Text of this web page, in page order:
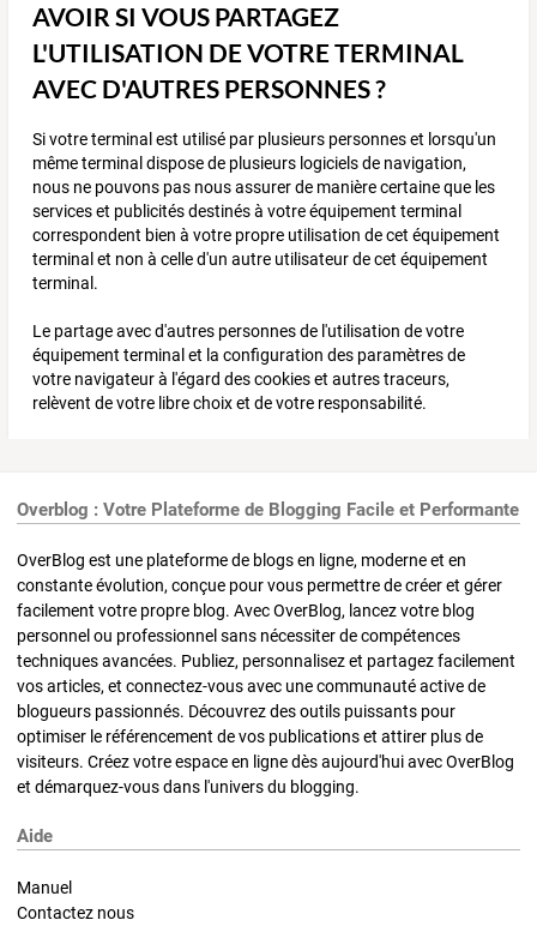
AVOIR SI VOUS PARTAGEZ
L'UTILISATION DE VOTRE TERMINAL
AVEC D'AUTRES PERSONNES ?
Si votre terminal est utilisé par plusieurs personnes et lorsqu'un
même terminal dispose de plusieurs logiciels de navigation,
nous ne pouvons pas nous assurer de manière certaine que les
services et publicités destinés à votre équipement terminal
correspondent bien à votre propre utilisation de cet équipement
terminal et non à celle d'un autre utilisateur de cet équipement
terminal.
Le partage avec d'autres personnes de l'utilisation de votre
équipement terminal et la configuration des paramètres de
votre navigateur à l'égard des cookies et autres traceurs,
relèvent de votre libre choix et de votre responsabilité.
Overblog : Votre Plateforme de Blogging Facile et Performante
OverBlog est une plateforme de blogs en ligne, moderne et en
constante évolution, conçue pour vous permettre de créer et gérer
facilement votre propre blog. Avec OverBlog, lancez votre blog
personnel ou professionnel sans nécessiter de compétences
techniques avancées. Publiez, personnalisez et partagez facilement
vos articles, et connectez-vous avec une communauté active de
blogueurs passionnés. Découvrez des outils puissants pour
optimiser le référencement de vos publications et attirer plus de
visiteurs. Créez votre espace en ligne dès aujourd'hui avec OverBlog
et démarquez-vous dans l'univers du blogging.
Aide
Manuel
Contactez nous